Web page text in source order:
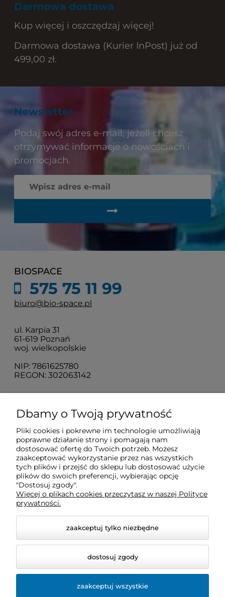
Darmowa dostawa
Kup więcej i oszczędzaj więcej!
Darmowa dostawa (Kurier InPost) już od
499,00 zł.
Newsletter
Podaj swój adres e-mail, jeżeli chcesz
otrzymywać informacje o nowościach i
promocjach.
BIOSPACE
575 75 11 99
biuro@bio-space.pl
ul. Karpia 31
61-619 Poznań
woj. wielkopolskie
NIP: 7861625780
REGON: 302063142
O nas
Obsługa klienta
Pomoc
Moje konto
Dbamy o Twoją prywatność
Pliki cookies i pokrewne im technologie umożliwiają
poprawne działanie strony i pomagają nam
dostosować ofertę do Twoich potrzeb. Możesz
zaakceptować wykorzystanie przez nas wszystkich
tych plików i przejść do sklepu lub dostosować użycie
plików do swoich preferencji, wybierając opcję
"Dostosuj zgody".
Więcej o plikach cookies przeczytasz w naszej Polityce
prywatności.
zaakceptuj tylko niezbędne
dostosuj zgody
zaakceptuj wszystkie